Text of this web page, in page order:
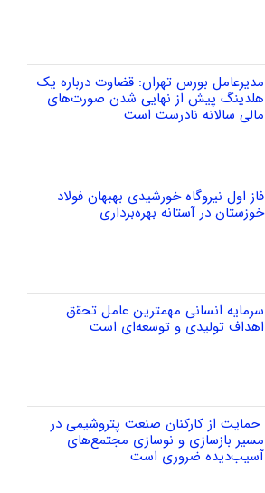
مدیرعامل بورس تهران: قضاوت درباره یک
هلدینگ پیش از نهایی شدن صورت‌های
مالی سالانه نادرست است
فاز اول نیروگاه خورشیدی بهبهان فولاد
خوزستان در آستانه بهره‌برداری
سرمایه انسانی مهمترین عامل تحقق
اهداف تولیدی و توسعه‌ای است
حمایت از کارکنان صنعت پتروشیمی در
مسیر بازسازی و نوسازی مجتمع‌های
آسیب‌دیده ضروری است